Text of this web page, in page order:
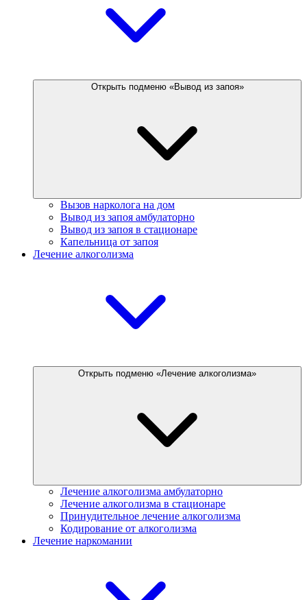
Открыть подменю «Вывод из запоя»
Вызов нарколога на дом
Вывод из запоя амбулаторно
Вывод из запоя в стационаре
Капельница от запоя
Лечение алкоголизма
Открыть подменю «Лечение алкоголизма»
Лечение алкоголизма амбулаторно
Лечение алкоголизма в стационаре
Принудительное лечение алкоголизма
Кодирование от алкоголизма
Лечение наркомании